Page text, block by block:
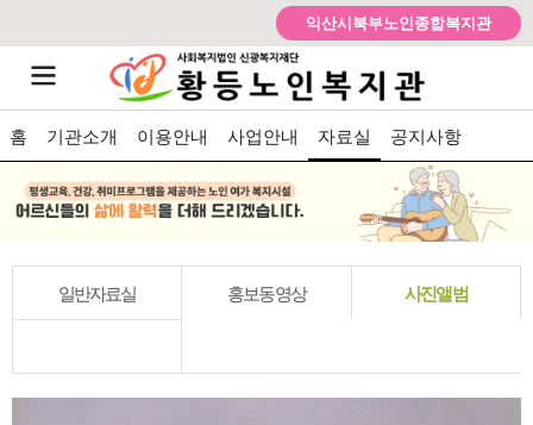
익산시북부노인종합복지관
홈 기관소개 이용안내 사업안내 자료실 공지사항
일반자료실 홍보동영상 사진앨범